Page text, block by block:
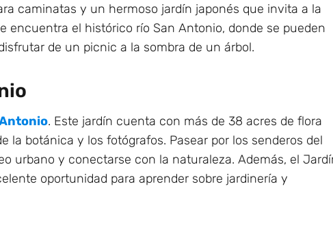
caminatas y un hermoso jardín japonés que invita a la
encuentra el histórico río San Antonio, donde se pueden
de un picnic a la sombra de un árbol.
. Este jardín cuenta con más de 38 acres de flora
botánica y los fotógrafos. Pasear por los senderos del
urbano y conectarse con la naturaleza. Además, el
oportunidad para aprender sobre jardinería y